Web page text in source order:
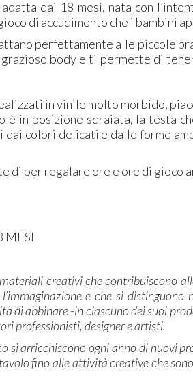
dai 18 mesi, nata con
di accudimento che i bambini
perfettamente alle piccole
body e ti permette di
in vinile molto morbido,
è in posizione sdraiata, la testa
dai colori delicati e dalle forme
di per regalare ore e ore di
MESI
creativi che contribuiscono
e che si
di abbinare -in ciascuno dei suoi
professionisti, designer e artisti.
si arricchiscono ogni anno di nuovi
fino alle attività creative che